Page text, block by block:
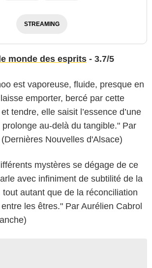
STREAMING
monde des esprits - 3.7/5
est vaporeuse, fluide, presque en
emporter, bercé par cette
tendre, elle saisit l’essence d’une
au-delà du tangible." Par
Nouvelles d'Alsace)
mystères se dégage de ce
avec infiniment de subtilité de la
autant que de la réconciliation
les êtres." Par Aurélien Cabrol